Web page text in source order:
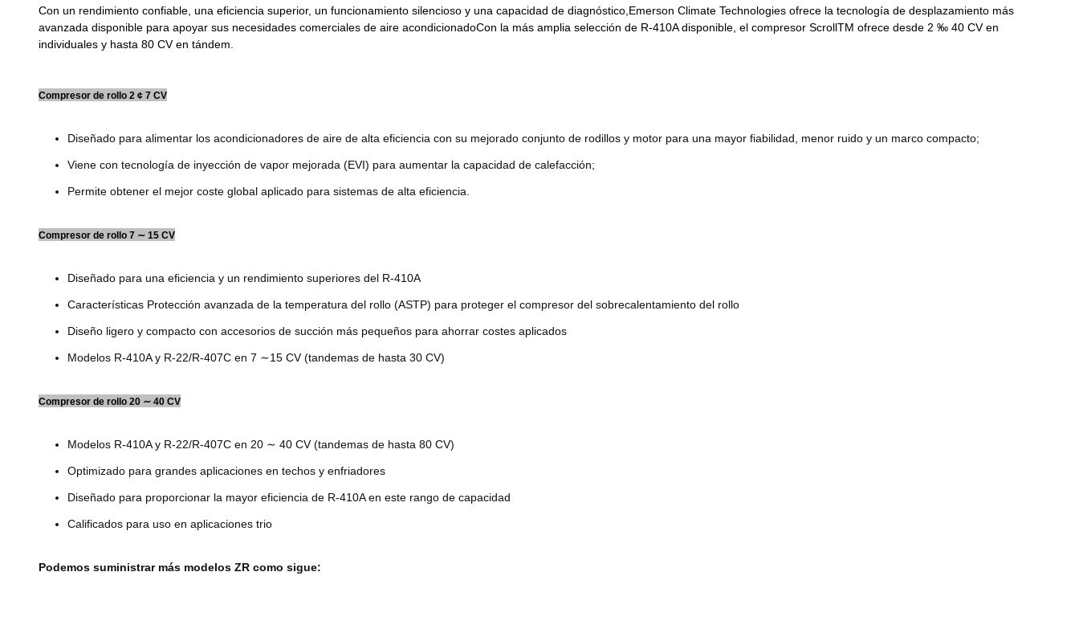
Con un rendimiento confiable, una eficiencia superior, un funcionamiento silencioso y una capacidad de diagnóstico,Emerson Climate Technologies ofrece la tecnología de desplazamiento más
avanzada disponible para apoyar sus necesidades comerciales de aire acondicionadoCon la más amplia selección de R-410A disponible, el compresor ScrollTM ofrece desde 2 ‰ 40 CV en
individuales y hasta 80 CV en tándem.
Compresor de rollo 2 ¢ 7 CV
Diseñado para alimentar los acondicionadores de aire de alta eficiencia con su mejorado conjunto de rodillos y motor para una mayor fiabilidad, menor ruido y un marco compacto;
Viene con tecnología de inyección de vapor mejorada (EVI) para aumentar la capacidad de calefacción;
Permite obtener el mejor coste global aplicado para sistemas de alta eficiencia.
Compresor de rollo 7 ∼ 15 CV
Diseñado para una eficiencia y un rendimiento superiores del R-410A
Características Protección avanzada de la temperatura del rollo (ASTP) para proteger el compresor del sobrecalentamiento del rollo
Diseño ligero y compacto con accesorios de succión más pequeños para ahorrar costes aplicados
Modelos R-410A y R-22/R-407C en 7 ∼15 CV (tandemas de hasta 30 CV)
Compresor de rollo 20 ∼ 40 CV
Modelos R-410A y R-22/R-407C en 20 ∼ 40 CV (tandemas de hasta 80 CV)
Optimizado para grandes aplicaciones en techos y enfriadores
Diseñado para proporcionar la mayor eficiencia de R-410A en este rango de capacidad
Calificados para uso en aplicaciones trio
Podemos suministrar más modelos ZR como sigue: